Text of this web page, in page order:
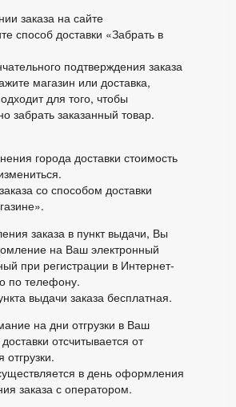
заказа на сайте
способ доставки «Забрать в
подтверждения заказа
магазин или доставка,
для того, чтобы
забрать заказанный товар.
города доставки стоимость
со способом доставки
заказа в пункт выдачи, Вы
на Ваш электронный
при регистрации в Интернет-
по телефону.
выдачи заказа бесплатная.
на дни отгрузки в Ваш
отсчитывается от
отгрузки.
в день оформления
заказа с оператором.